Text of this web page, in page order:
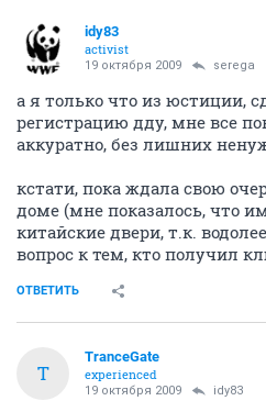
idy83
activist
19 октября 2009 serega
а я только что из юстиции,
регистрацию дду, мне все
аккуратно, без лишних
кстати, пока ждала свою
доме (мне показалось, что
китайские двери, т.к.
вопрос к тем, кто получил
ОТВЕТИТЬ
T
TranceGate
experienced
19 октября 2009 idy83